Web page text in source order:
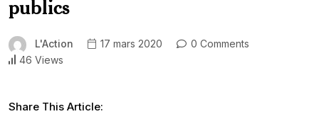
publics
L'Action 17 mars 2020
0 Comments
46 Views
Share This Article: